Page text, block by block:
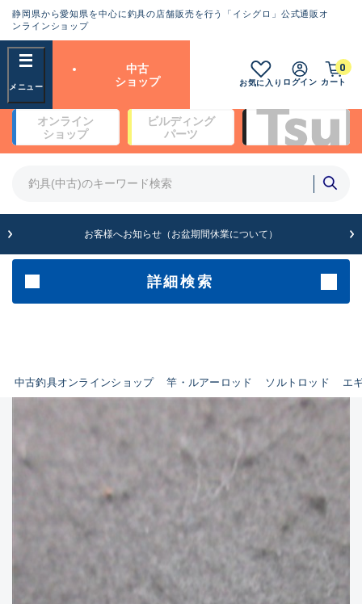
静岡県から愛知県を中心に釣具の店舗販売を行う「イシグロ」公式通販オ
ンラインショップ
中古
ショップ
お気に入り ログイン カート
0
オンライン
ショップ
ビルディング
パーツ
お客様へお知らせ（お盆期間休業について）
詳細検索
中古釣具オンラインショップ 竿・ルアーロッド ソルトロッド エ
フリーワード
商品カテゴリ
竿・ルアーロッド(64430)
その他・雑品(1066)
イシグロフレスポ鈴鹿店
イシグロ津高茶屋店
イシグロカインズモール彦根店
イシグロ中川かの里店
イシグロ静岡中吉田店
イシグロ名東引山店
ランクとは？
良
SA
新古品（メーカー問屋から仕
入れた未使用品）
※店頭展示時の置き傷が付いている
ものも含む
傷が極めて少ない極上品
使用感や傷はあるが全体的に
綺麗な良品
使用感や傷のある一般的な中
C-